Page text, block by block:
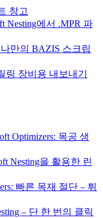
창고
Nesting에서 .MPR 파
만의 BAZIS 스크립
링 장비용 내보내기
Optimizers: 목공 생
Nesting을 활용한 린
빠른 목재 절단 – 튀
– 단 한 번의 클릭